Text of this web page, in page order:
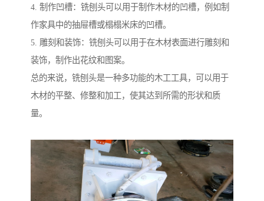
4. 制作凹槽：铣刨头可以用于制作木材的凹槽，例如制
作家具中的抽屉槽或榻榻米床的凹槽。
5. 雕刻和装饰：铣刨头可以用于在木材表面进行雕刻和
装饰，制作出花纹和图案。
总的来说，铣刨头是一种多功能的木工工具，可以用于
木材的平整、修整和加工，使其达到所需的形状和质
量。